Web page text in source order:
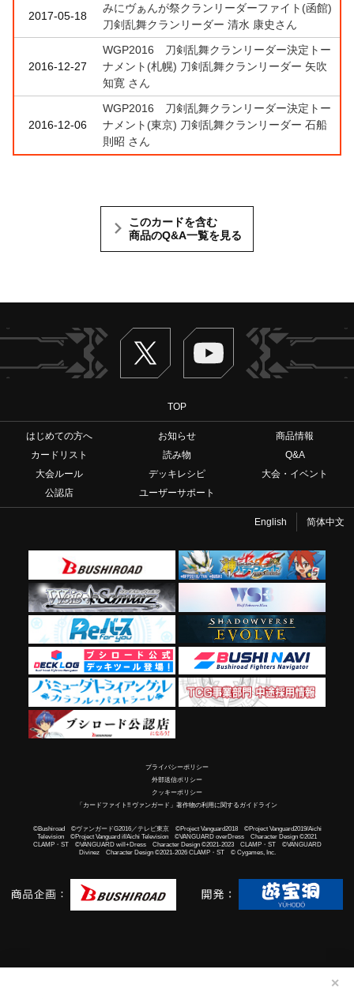
✕
2017-05-18
みにヴぁんが祭クランリーダーファイト(函館)
刀剣乱舞クランリーダー 清水 康史さん
2016-12-27
WGP2016 刀剣乱舞クランリーダー決定トー
ナメント(札幌) 刀剣乱舞クランリーダー 矢吹
知寛 さん
2016-12-06
WGP2016 刀剣乱舞クランリーダー決定トー
ナメント(東京) 刀剣乱舞クランリーダー 石船
則昭 さん
このカードを含む
商品のQ&A一覧を見る
Twitter ヴァンガードch
TOP
はじめての方へ お知らせ
商品情報
カードリスト
読み物
Q&A
大会ルール
デッキレシピ
大会・イベント
公認店
ユーザーサポート
English 简体中文
プライバシーポリシー
外部送信ポリシー
クッキーポリシー
「カードファイト!! ヴァンガード」著作物の利用に関するガイドライン
©Bushiroad ©ヴァンガードG2016／テレビ東京 ©Project Vanguard2018 ©Project Vanguard2019/Aichi
Television ©Project Vanguard if/Aichi Television ©VANGUARD overDress Character Design ©2021
CLAMP・ST ©VANGUARD will+Dress Character Design ©2021-2023 CLAMP・ST ©VANGUARD
Divinez Character Design ©2021-2026 CLAMP・ST © Cygames, Inc.